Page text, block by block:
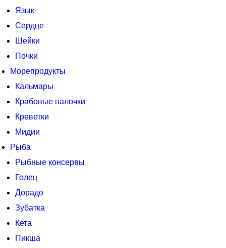
Язык
Сердце
Шейки
Почки
Морепродукты
Кальмары
Крабовые палочки
Креветки
Мидии
Рыба
Рыбные консервы
Голец
Дорадо
Зубатка
Кета
Пикша